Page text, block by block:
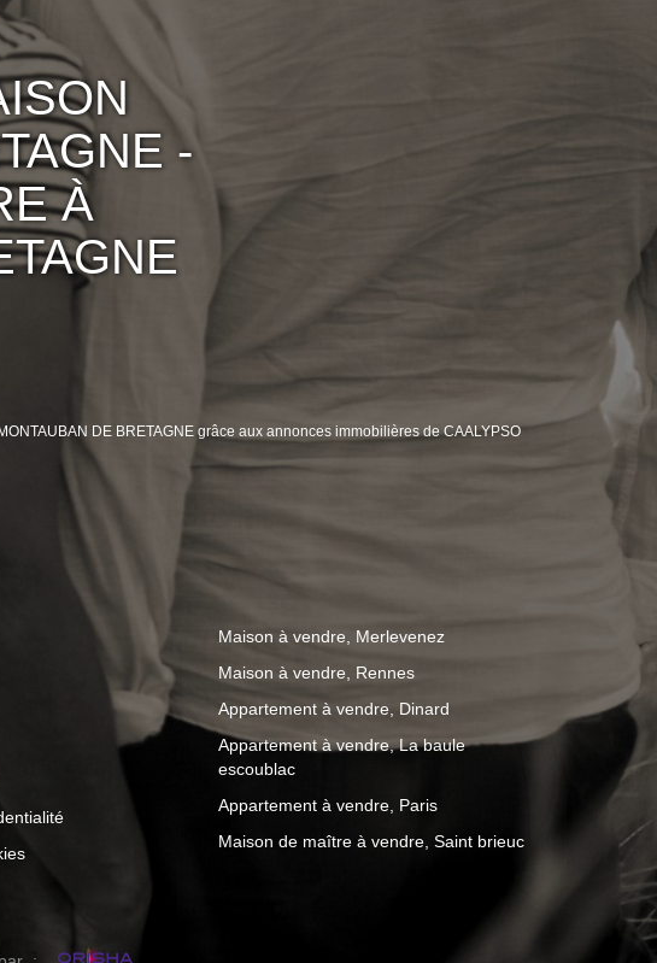
-
À
DE BRETAGNE grâce aux annonces immobilières de CAALYPSO
Maison à vendre, Merlevenez
Maison à vendre, Rennes
Appartement à vendre, Dinard
Appartement à vendre, La baule
escoublac
Appartement à vendre, Paris
Maison de maître à vendre, Saint brieuc